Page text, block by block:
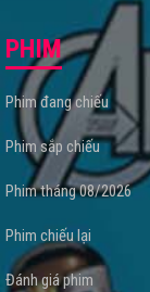
PHIM
Phim đang chiếu
Phim sắp chiếu
Phim tháng 08/2026
Phim chiếu lại
Đánh giá phim